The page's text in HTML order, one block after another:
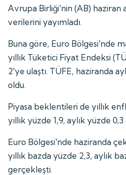
Avrupa Birliği'nin (AB) haziran
verilerini yayımladı.
Buna göre, Euro Bölgesi'nde
yıllık Tüketici Fiyat Endeksi
2'ye ulaştı. TÜFE, haziranda
oldu.
Piyasa beklentileri de yıllık
yıllık yüzde 1,9, aylık yüzde
Euro Bölgesi'nde haziranda
yıllık bazda yüzde 2,3, aylık
gerçekleşti.